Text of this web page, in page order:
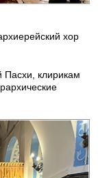
хор
Пасхи, клирикам